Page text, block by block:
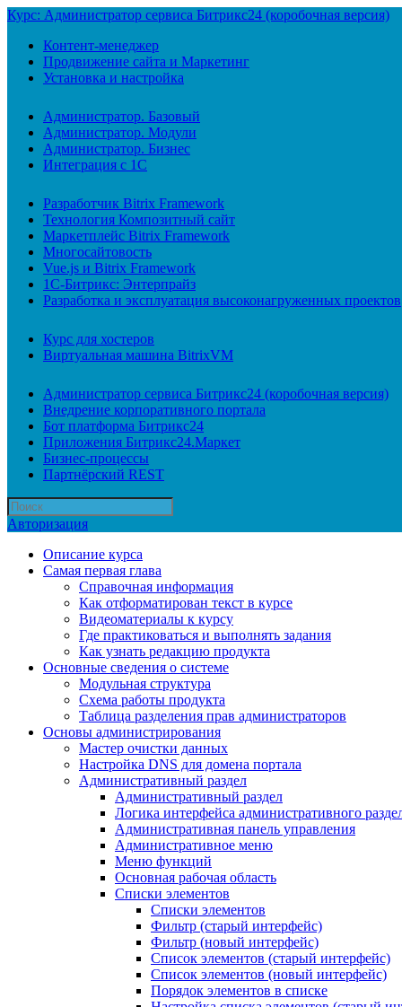
Курс: Администратор сервиса Битрикс24 (коробочная версия)
Контент-менеджер
Продвижение сайта и Маркетинг
Установка и настройка
Администратор. Базовый
Администратор. Модули
Администратор. Бизнес
Интеграция с 1С
Разработчик Bitrix Framework
Технология Композитный сайт
Маркетплейс Bitrix Framework
Многосайтовость
Vue.js и Bitrix Framework
1С-Битрикс: Энтерпрайз
Разработка и эксплуатация высоконагруженных проектов
Курс для хостеров
Виртуальная машина BitrixVM
Администратор сервиса Битрикс24 (коробочная версия)
Внедрение корпоративного портала
Бот платформа Битрикс24
Приложения Битрикс24.Маркет
Бизнес-процессы
Партнёрский REST
Авторизация
Описание курса
Самая первая глава
Справочная информация
Как отформатирован текст в курсе
Видеоматериалы к курсу
Где практиковаться и выполнять задания
Как узнать редакцию продукта
Основные сведения о системе
Модульная структура
Схема работы продукта
Таблица разделения прав администраторов
Основы администрирования
Мастер очистки данных
Настройка DNS для домена портала
Административный раздел
Административный раздел
Логика интерфейса административного
Административная панель управления
Административное меню
Меню функций
Основная рабочая область
Списки элементов
Списки элементов
Фильтр (старый интерфейс)
Фильтр (новый интерфейс)
Список элементов (старый интерфейс)
Список элементов (новый интерфейс)
Порядок элементов в списке